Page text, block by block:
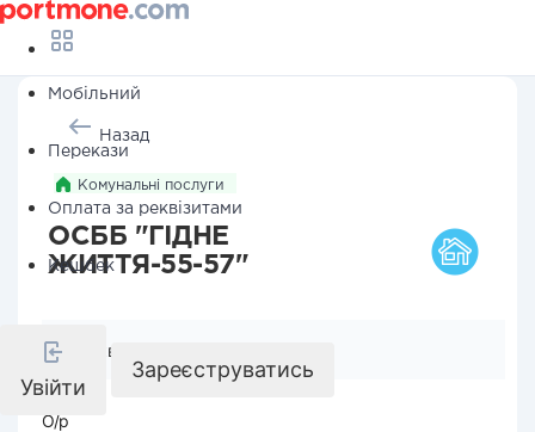
Мобільний
Перекази
Оплата за реквізитами
Кешбек
Увійти
Зареєструватись
Назад
Комунальні послуги
ОСББ "ГІДНЕ
ЖИТТЯ-55-57"
Реквізити компанії
О/р